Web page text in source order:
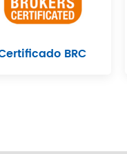
BRC